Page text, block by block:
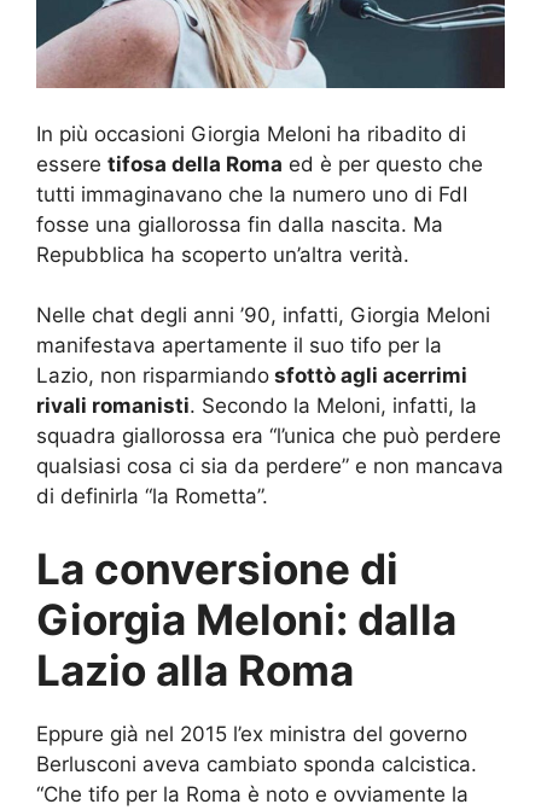
In più occasioni Giorgia Meloni ha ribadito di
essere tifosa della Roma ed è per questo che
tutti immaginavano che la numero uno di FdI
fosse una giallorossa fin dalla nascita. Ma
Repubblica ha scoperto un’altra verità.
Nelle chat degli anni ’90, infatti, Giorgia Meloni
manifestava apertamente il suo tifo per la
Lazio, non risparmiando sfottò agli acerrimi
rivali romanisti. Secondo la Meloni, infatti, la
squadra giallorossa era “l’unica che può perdere
qualsiasi cosa ci sia da perdere” e non mancava
di definirla “la Rometta”.
La conversione di
Giorgia Meloni: dalla
Lazio alla Roma
Eppure già nel 2015 l’ex ministra del governo
Berlusconi aveva cambiato sponda calcistica.
“Che tifo per la Roma è noto e ovviamente la